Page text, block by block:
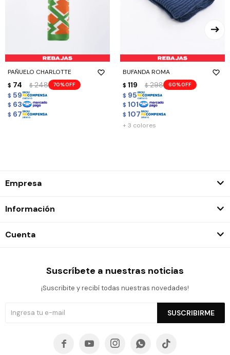
PAÑUELO CHARLOTTE
$ 74 $ 248 70
$ 59
$ 63
$ 67
BUFANDA ROMA
$ 119 $ 298 60
$ 95
$ 101
$ 107
+ 3 colores
Empresa
Información
Cuenta
Suscríbete a nuestras noticias
¡Suscribite y recibí todas nuestras novedades!
SUSCRIBIRME
    